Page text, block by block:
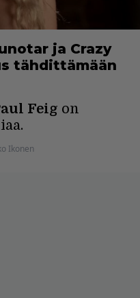
ja Crazy
tähdittämään
Feig on
Ikonen